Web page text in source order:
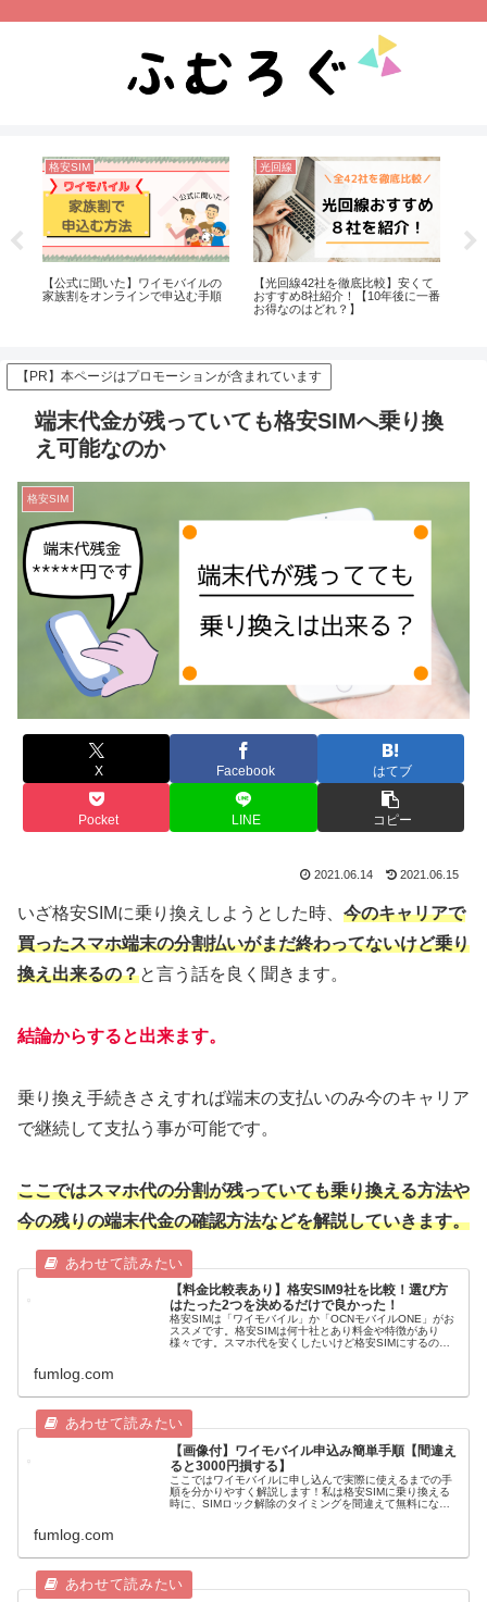
格安SIM
【公式に聞いた】ワイモバイルの
家族割をオンラインで申込む手順
光回線
【光回線42社を徹底比較】安くて
おすすめ8社紹介！【10年後に一番
お得なのはどれ？】
【PR】本ページはプロモーションが含まれています
端末代金が残っていても格安SIMへ乗り換
え可能なのか
格安SIM
X Facebook はてブ
Pocket LINE コピー
2021.06.14 2021.06.15
いざ格安SIMに乗り換えしようとした時、 今のキャリアで
買ったスマホ端末の分割払いがまだ終わってないけど乗り
換え出来るの？と言う話を良く聞きます。
結論からすると出来ます。
乗り換え手続きさえすれば端末の支払いのみ今のキャリア
で継続して支払う事が可能です。
ここではスマホ代の分割が残っていても乗り換える方法や
今の残りの端末代金の確認方法などを解説していきます。
【料金比較表あり】格安SIM9社を比較！選び方
はたった2つを決めるだけで良かった！
格安SIMは「ワイモバイル」か「OCNモバイルONE」がお
ススメです。格安SIMは何十社とあり料金や特徴があり
様々です。スマホ代を安くしたいけど格安SIMにするのが
fumlog.com
【画像付】ワイモバイル申込み簡単手順【間違え
ると3000円損する】
ここではワイモバイルに申し込んで実際に使えるまでの手
順を分かりやすく解説します！私は格安SIMに乗り換える
時に、SIMロック解除のタイミングを間違えて無料になる
fumlog.com